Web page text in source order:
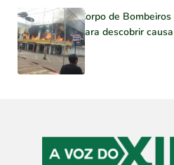
Corpo de
para descobrir